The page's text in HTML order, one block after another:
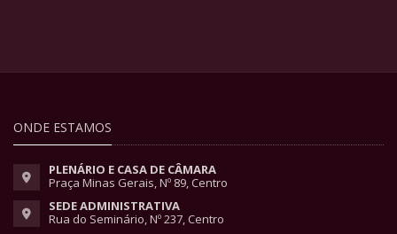
ONDE ESTAMOS
PLENÁRIO E CASA DE CÂMARA
Praça Minas Gerais, Nº 89, Centro
SEDE ADMINISTRATIVA
Rua do Seminário, Nº 237, Centro